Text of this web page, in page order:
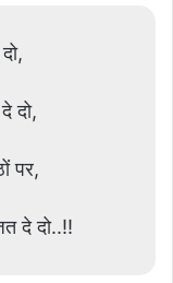
दो,
पर,
दे दो..!!